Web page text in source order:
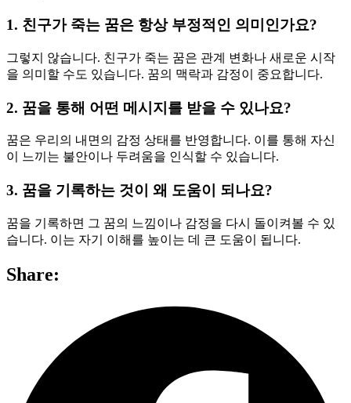
1. 친구가 죽는 꿈은 항상 부정적인 의미인가요?
그렇지 않습니다. 친구가 죽는 꿈은 관계 변화나 새로운 시작
을 의미할 수도 있습니다. 꿈의 맥락과 감정이 중요합니다.
2. 꿈을 통해 어떤 메시지를 받을 수 있나요?
꿈은 우리의 내면의 감정 상태를 반영합니다. 이를 통해 자신
이 느끼는 불안이나 두려움을 인식할 수 있습니다.
3. 꿈을 기록하는 것이 왜 도움이 되나요?
꿈을 기록하면 그 꿈의 느낌이나 감정을 다시 돌이켜볼 수 있
습니다. 이는 자기 이해를 높이는 데 큰 도움이 됩니다.
Share: